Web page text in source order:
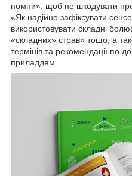
помпи», щоб не шкодувати
«Як надійно зафіксувати
використовувати складні
«складних» страв» тощо; а
термінів та рекомендації по
приладдям.